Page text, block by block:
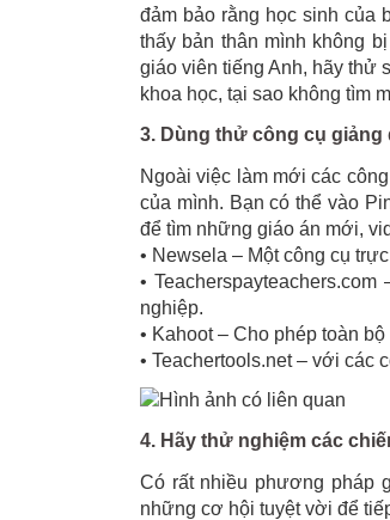
đảm bảo rằng học sinh của
thấy bản thân mình không
giáo viên tiếng Anh, hãy thử
khoa học, tại sao không tìm
3. Dùng thử công cụ giảng
Ngoài việc làm mới các
của mình. Bạn có thể vào
để tìm những giáo án mới,
• Newsela – Một công cụ
•
nghiệp.
• Kahoot – Cho phép toàn
• Teachertools.net – với các
4. Hãy thử nghiệm các
Có rất nhiều phương pháp
những cơ hội tuyệt vời để